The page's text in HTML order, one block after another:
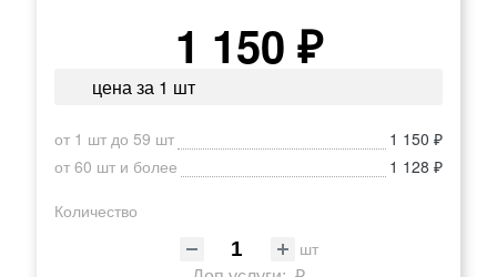
1 150 ₽
цена за 1 шт
от 1 шт до 59 шт
1 150 ₽
от 60 шт и более
1 128 ₽
Количество
шт